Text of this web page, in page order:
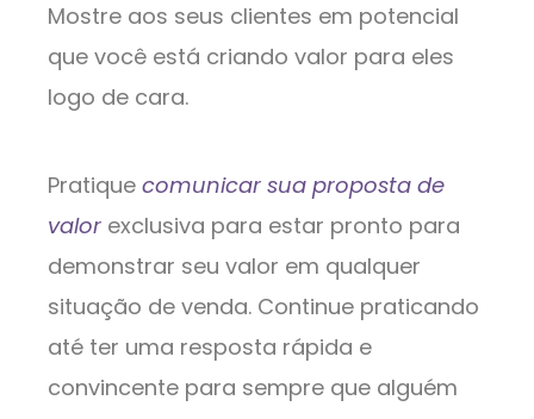
Mostre aos seus clientes em potencial
que você está criando valor para eles
logo de cara.
Pratique comunicar sua proposta de
valor exclusiva para estar pronto para
demonstrar seu valor em qualquer
situação de venda. Continue praticando
até ter uma resposta rápida e
convincente para sempre que alguém